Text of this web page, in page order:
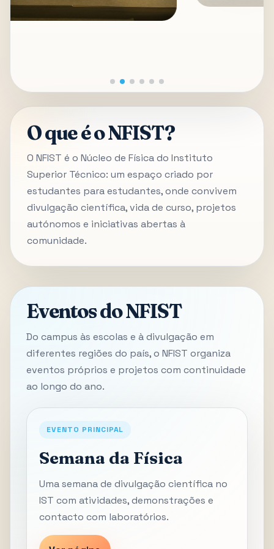
O que é o NFIST?
O NFIST é o Núcleo de Física do Instituto
Superior Técnico: um espaço criado por
estudantes para estudantes, onde convivem
divulgação científica, vida de curso, projetos
autónomos e iniciativas abertas à
comunidade.
Eventos do NFIST
Do campus às escolas e à divulgação em
diferentes regiões do país, o NFIST organiza
eventos próprios e projetos com continuidade
ao longo do ano.
EVENTO PRINCIPAL
Semana da Física
Uma semana de divulgação científica no
IST com atividades, demonstrações e
contacto com laboratórios.